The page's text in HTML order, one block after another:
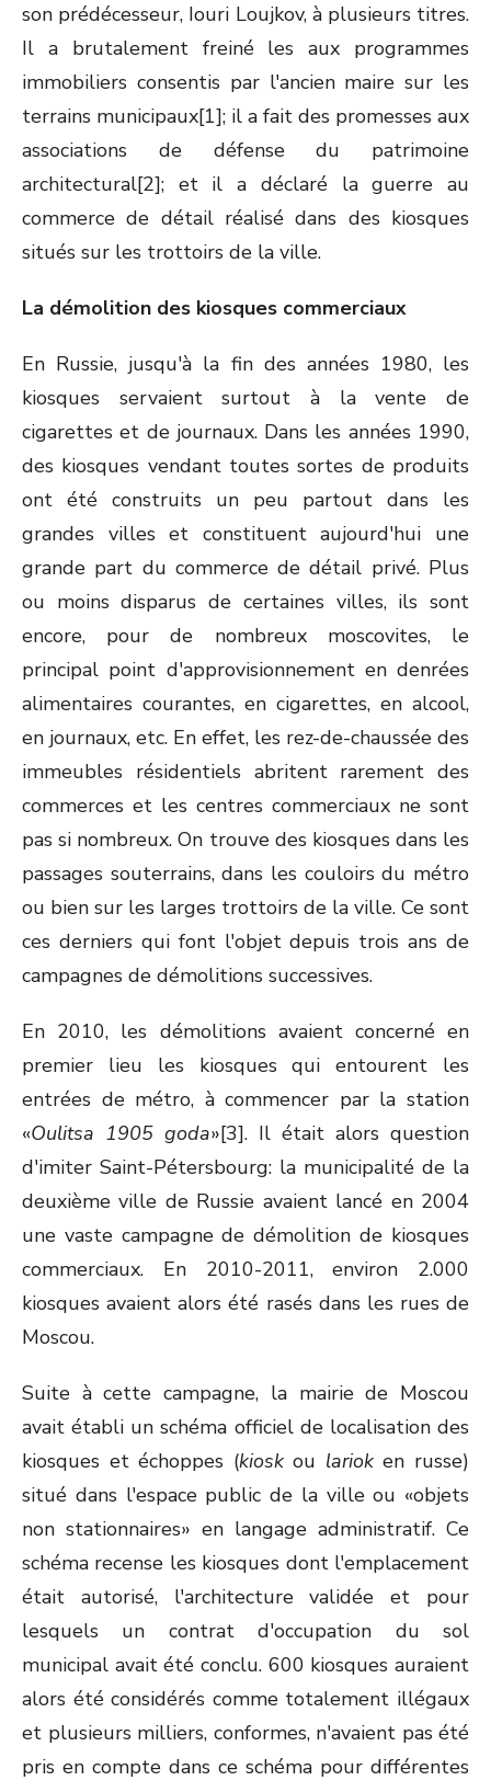
son prédécesseur, Iouri Loujkov, à plusieurs titres.
Il a brutalement freiné les aux programmes
immobiliers consentis par l'ancien maire sur les
terrains municipaux[1]; il a fait des promesses aux
associations de défense du patrimoine
architectural[2]; et il a déclaré la guerre au
commerce de détail réalisé dans des kiosques
situés sur les trottoirs de la ville.
La démolition des kiosques commerciaux
En Russie, jusqu'à la fin des années 1980, les
kiosques servaient surtout à la vente de
cigarettes et de journaux. Dans les années 1990,
des kiosques vendant toutes sortes de produits
ont été construits un peu partout dans les
grandes villes et constituent aujourd'hui une
grande part du commerce de détail privé. Plus
ou moins disparus de certaines villes, ils sont
encore, pour de nombreux moscovites, le
principal point d'approvisionnement en denrées
alimentaires courantes, en cigarettes, en alcool,
en journaux, etc. En effet, les rez-de-chaussée des
immeubles résidentiels abritent rarement des
commerces et les centres commerciaux ne sont
pas si nombreux. On trouve des kiosques dans les
passages souterrains, dans les couloirs du métro
ou bien sur les larges trottoirs de la ville. Ce sont
ces derniers qui font l'objet depuis trois ans de
campagnes de démolitions successives.
En 2010, les démolitions avaient concerné en
premier lieu les kiosques qui entourent les
entrées de métro, à commencer par la station
«Oulitsa 1905 goda»[3]. Il était alors question
d'imiter Saint-Pétersbourg: la municipalité de la
deuxième ville de Russie avaient lancé en 2004
une vaste campagne de démolition de kiosques
commerciaux. En 2010-2011, environ 2.000
kiosques avaient alors été rasés dans les rues de
Moscou.
Suite à cette campagne, la mairie de Moscou
avait établi un schéma officiel de localisation des
kiosques et échoppes (kioskou larioken russe)
situé dans l'espace public de la ville ou «objets
non stationnaires» en langage administratif. Ce
schéma recense les kiosques dont l'emplacement
était autorisé, l'architecture validée et pour
lesquels un contrat d'occupation du sol
municipal avait été conclu. 600 kiosques auraient
alors été considérés comme totalement illégaux
et plusieurs milliers, conformes, n'avaient pas été
pris en compte dans ce schéma pour différentes